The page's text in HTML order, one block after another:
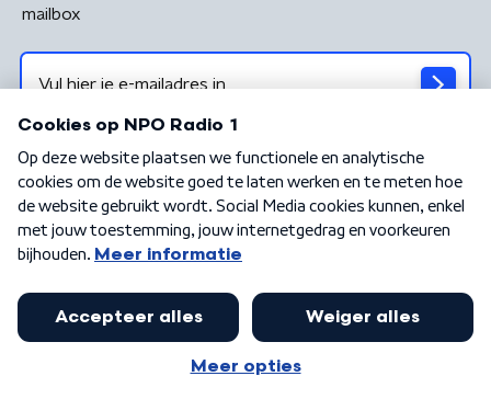
mailbox
Algemene voorwaarden